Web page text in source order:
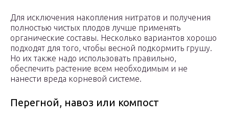
Для исключения накопления нитратов и получения
полностью чистых плодов лучше применять
органические составы. Несколько вариантов хорошо
подходят для того, чтобы весной подкормить грушу.
Но их также надо использовать правильно,
обеспечить растение всем необходимым и не
нанести вреда корневой системе.
Перегной, навоз или компост